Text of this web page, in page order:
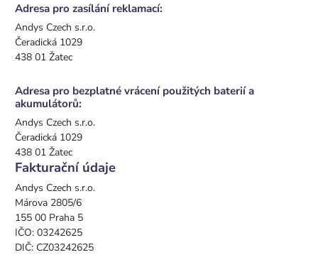
Adresa pro zasílání reklamací:
Andys Czech s.r.o.
Čeradická 1029
438 01 Žatec
Adresa pro bezplatné vrácení použitých baterií a
akumulátorů:
Andys Czech s.r.o.
Čeradická 1029
438 01 Žatec
Fakturační údaje
Andys Czech s.r.o.
Márova 2805/6
155 00 Praha 5
IČO: 03242625
DIČ: CZ03242625